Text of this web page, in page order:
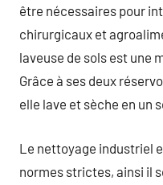
être nécessaires pour
chirurgicaux et
laveuse de sols est une
Grâce à ses deux
elle lave et sèche en un
Le nettoyage industriel
normes strictes, ainsi il